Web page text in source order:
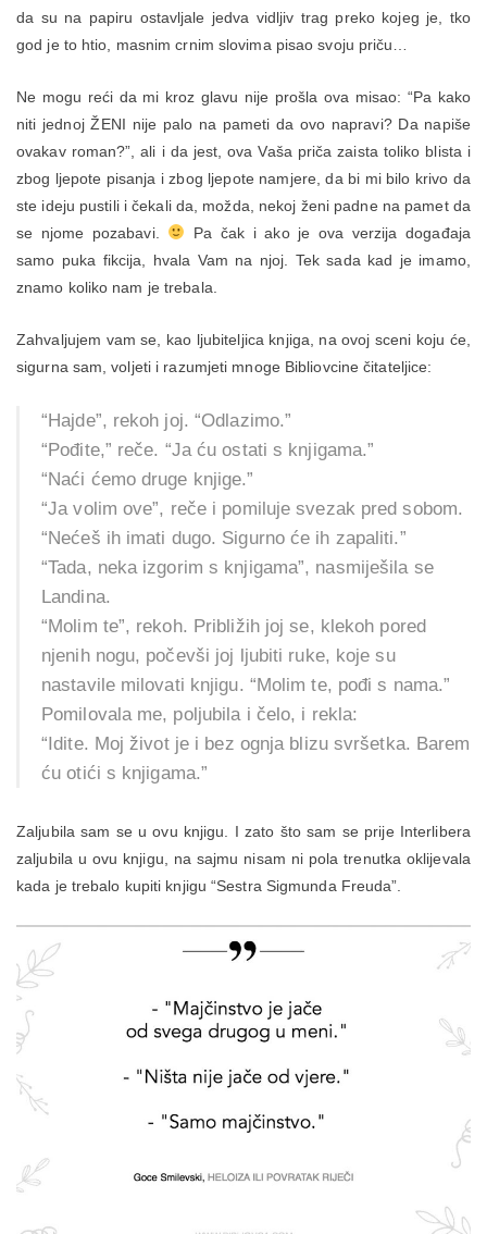
da su na papiru ostavljale jedva vidljiv trag preko kojeg je, tko
god je to htio, masnim crnim slovima pisao svoju priču…
Ne mogu reći da mi kroz glavu nije prošla ova misao: “Pa kako
niti jednoj ŽENI nije palo na pameti da ovo napravi? Da napiše
ovakav roman?”, ali i da jest, ova Vaša priča zaista toliko blista i
zbog ljepote pisanja i zbog ljepote namjere, da bi mi bilo krivo da
ste ideju pustili i čekali da, možda, nekoj ženi padne na pamet da
se njome pozabavi.
Pa čak i ako je ova verzija događaja
samo puka fikcija, hvala Vam na njoj. Tek sada kad je imamo,
znamo koliko nam je trebala.
Zahvaljujem vam se, kao ljubiteljica knjiga, na ovoj sceni koju će,
sigurna sam, voljeti i razumjeti mnoge Bibliovcine čitateljice:
“Hajde”, rekoh joj. “Odlazimo.”
“Pođite,” reče. “Ja ću ostati s knjigama.”
“Naći ćemo druge knjige.”
“Ja volim ove”, reče i pomiluje svezak pred sobom.
“Nećeš ih imati dugo. Sigurno će ih zapaliti.”
“Tada, neka izgorim s knjigama”, nasmiješila se
Landina.
“Molim te”, rekoh. Približih joj se, klekoh pored
njenih nogu, počevši joj ljubiti ruke, koje su
nastavile milovati knjigu. “Molim te, pođi s nama.”
Pomilovala me, poljubila i čelo, i rekla:
“Idite. Moj život je i bez ognja blizu svršetka. Barem
ću otići s knjigama.”
Zaljubila sam se u ovu knjigu. I zato što sam se prije Interlibera
zaljubila u ovu knjigu, na sajmu nisam ni pola trenutka oklijevala
kada je trebalo kupiti knjigu “Sestra Sigmunda Freuda”.